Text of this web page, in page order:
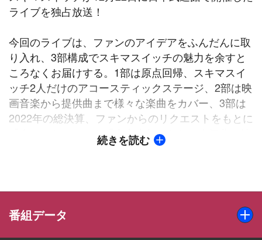
ライブを独占放送！
今回のライブは、ファンのアイデアをふんだんに取
り入れ、3部構成でスキマスイッチの魅力を余すと
ころなくお届けする。1部は原点回帰、スキマスイ
ッチ2人だけのアコースティックステージ、2部は映
画音楽から提供曲まで様々な楽曲をカバー、3部は
2022年の総決算、ファンからのリクエストをもとに
「奏（かなで）」や「全力少年」などの人気曲を披
で行ってきたライブの美味しいところを全て詰め込
んだ珠玉のステージをお見逃しなく！
続きを読む
番組データ